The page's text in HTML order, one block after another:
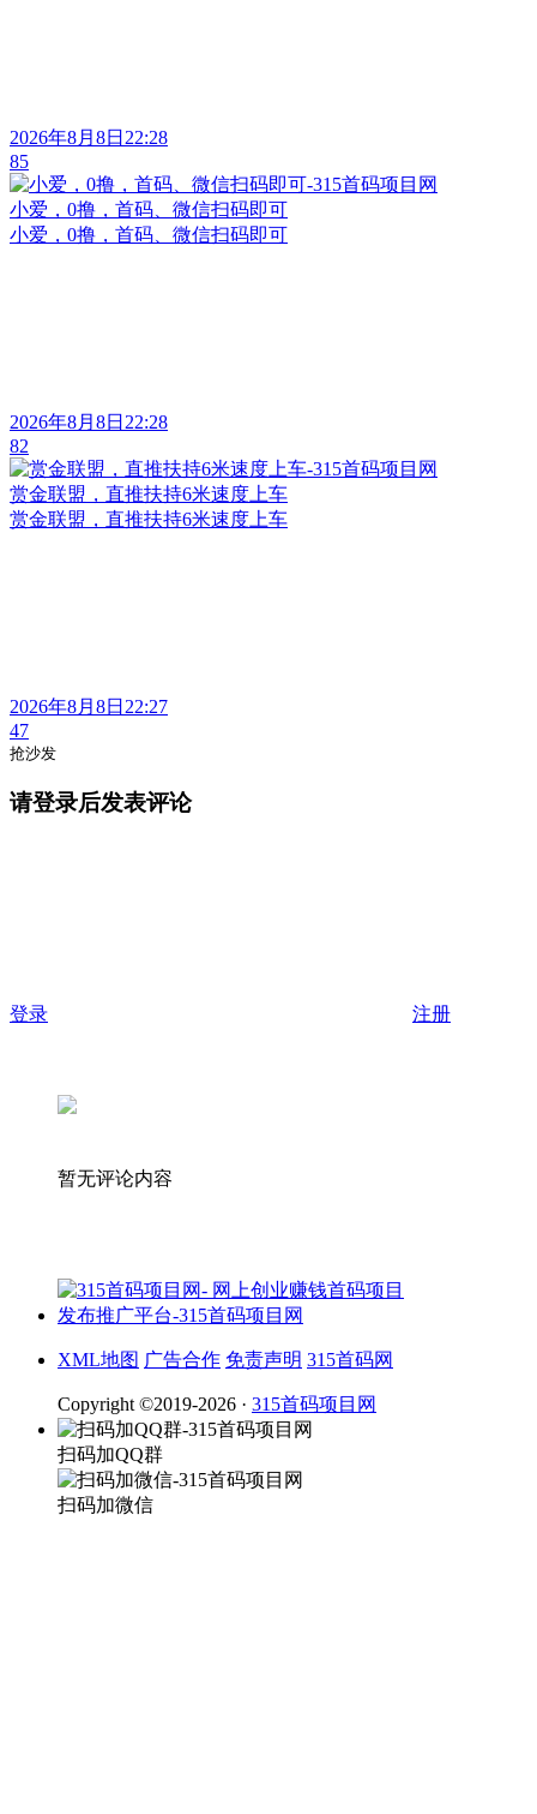
2026年8月8日22:28
85
小爱，0撸，首码、微信扫码即可
小爱，0撸，首码、微信扫码即可
2026年8月8日22:28
82
赏金联盟，直推扶持6米速度上车
赏金联盟，直推扶持6米速度上车
2026年8月8日22:27
47
抢沙发
请登录后发表评论
登录 注册
暂无评论内容
XML地图 广告合作 免责声明 315首码网
Copyright ©2019-2026 · 315首码项目网
扫码加QQ群
扫码加微信